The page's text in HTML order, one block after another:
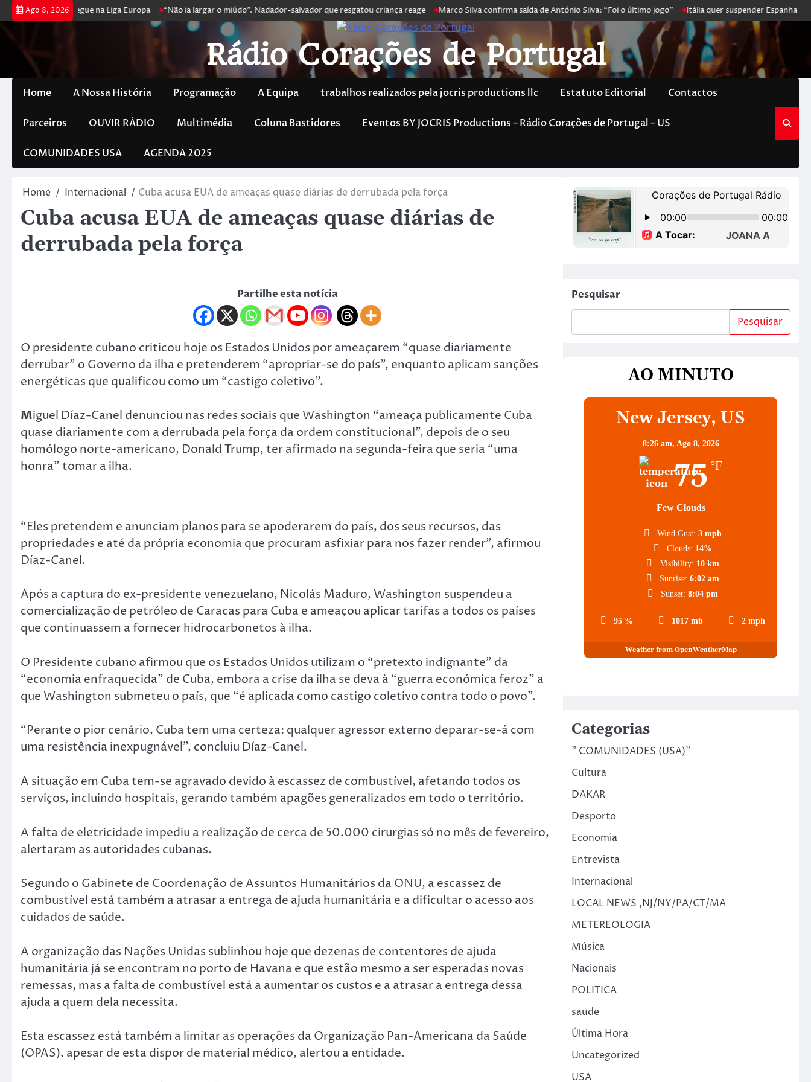
Ago 8, 2026
poker e prossegue na Liga Europa “Não ia largar o miúdo”. Nadador-salvador que resgatou criança reage Marco Silva confirma saída de António Silva: “Foi o último jogo” Itália quer suspender Espanha de
Rádio Corações de Portugal
Home A Nossa História Programação A Equipa trabalhos realizados pela jocris productions llc Estatuto Editorial Contactos
Parceiros OUVIR RÁDIO Multimédia Coluna Bastidores Eventos BY JOCRIS Productions – Rádio Corações de Portugal – US
COMUNIDADES USA AGENDA 2025
Home Internacional Cuba acusa EUA de ameaças quase diárias de derrubada pela força
Cuba acusa EUA de ameaças quase diárias de
derrubada pela força
Partilhe esta notícia
O presidente cubano criticou hoje os Estados Unidos por ameaçarem “quase diariamente
derrubar” o Governo da ilha e pretenderem “apropriar-se do país”, enquanto aplicam sanções
energéticas que qualificou como um “castigo coletivo”.
Miguel Díaz-Canel denunciou nas redes sociais que Washington “ameaça publicamente Cuba
quase diariamente com a derrubada pela força da ordem constitucional”, depois de o seu
homólogo norte-americano, Donald Trump, ter afirmado na segunda-feira que seria “uma
honra” tomar a ilha.
“Eles pretendem e anunciam planos para se apoderarem do país, dos seus recursos, das
propriedades e até da própria economia que procuram asfixiar para nos fazer render”, afirmou
Díaz-Canel.
Após a captura do ex-presidente venezuelano, Nicolás Maduro, Washington suspendeu a
comercialização de petróleo de Caracas para Cuba e ameaçou aplicar tarifas a todos os países
que continuassem a fornecer hidrocarbonetos à ilha.
O Presidente cubano afirmou que os Estados Unidos utilizam o “pretexto indignante” da
“economia enfraquecida” de Cuba, embora a crise da ilha se deva à “guerra económica feroz” a
que Washington submeteu o país, que “é aplicada como castigo coletivo contra todo o povo”.
“Perante o pior cenário, Cuba tem uma certeza: qualquer agressor externo deparar-se-á com
uma resistência inexpugnável”, concluiu Díaz-Canel.
A situação em Cuba tem-se agravado devido à escassez de combustível, afetando todos os
serviços, incluindo hospitais, gerando também apagões generalizados em todo o território.
A falta de eletricidade impediu a realização de cerca de 50.000 cirurgias só no mês de fevereiro,
alertaram as autoridades cubanas.
Segundo o Gabinete de Coordenação de Assuntos Humanitários da ONU, a escassez de
combustível está também a atrasar a entrega de ajuda humanitária e a dificultar o acesso aos
cuidados de saúde.
A organização das Nações Unidas sublinhou hoje que dezenas de contentores de ajuda
humanitária já se encontram no porto de Havana e que estão mesmo a ser esperadas novas
remessas, mas a falta de combustível está a aumentar os custos e a atrasar a entrega dessa
ajuda a quem dela necessita.
Esta escassez está também a limitar as operações da Organização Pan-Americana da Saúde
(OPAS), apesar de esta dispor de material médico, alertou a entidade.
Pesquisar
Pesquisar
AO MINUTO
New Jersey, US
8:26 am, Ago 8, 2026
75 °F
Few Clouds
95 % 1017 mb 2 mph
Wind Gust: 3 mph
Clouds: 14%
Visibility: 10 km
Sunrise: 6:02 am
Sunset: 8:04 pm
Weather from OpenWeatherMap
Categorias
" COMUNIDADES (USA)"
Cultura
DAKAR
Desporto
Economia
Entrevista
Internacional
LOCAL NEWS ,NJ/NY/PA/CT/MA
METEREOLOGIA
Música
Nacionais
POLITICA
saude
Última Hora
Uncategorized
USA